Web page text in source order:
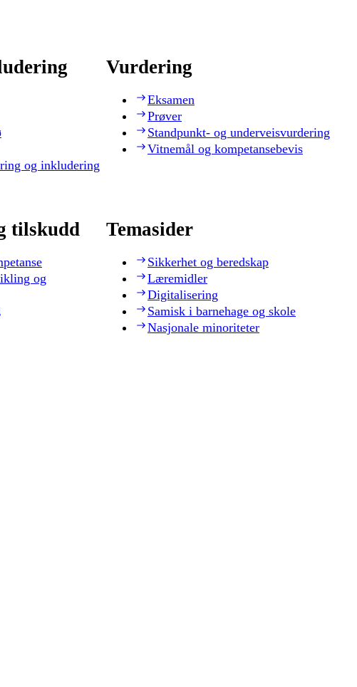
og inkludering
Vurdering
Eksamen
Prøver
Standpunkt- og underveisvurdering
Vitnemål og kompetansebevis
tilskudd
og
Temasider
Sikkerhet og beredskap
Læremidler
Digitalisering
Samisk i barnehage og skole
Nasjonale minoriteter